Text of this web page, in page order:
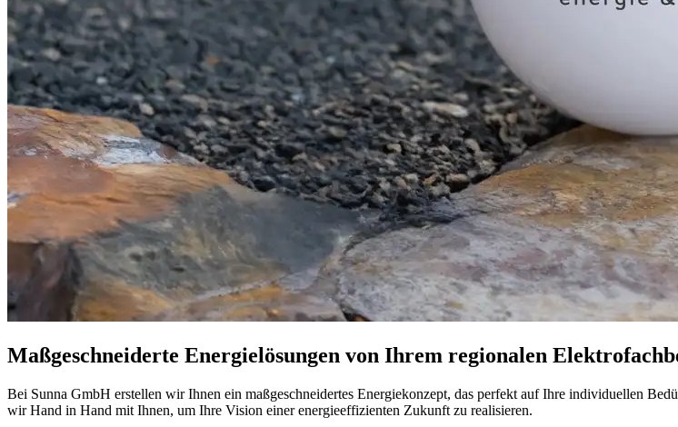
Maßgeschneiderte Energielösungen von Ihrem regionalen
Bei Sunna GmbH erstellen wir Ihnen ein maßgeschneidertes Energiekonzept, das perfekt auf Ihre individuellen
wir Hand in Hand mit Ihnen, um Ihre Vision einer energieeffizienten Zukunft zu realisieren.